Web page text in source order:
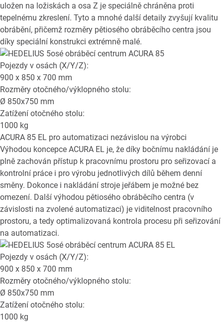
uložen na ložiskách a osa Z je speciálně chráněna proti
tepelnému zkreslení. Tyto a mnohé další detaily zvyšují kvalitu
obrábění, přičemž rozměry pětiosého obráběcího centra jsou
díky speciální konstrukci extrémně malé.
Pojezdy v osách (X/Y/Z):
900 x 850 x 700 mm
Rozměry otočného/výklopného stolu:
Ø 850x750 mm
Zatížení otočného stolu:
1000 kg
ACURA 85 EL pro automatizaci nezávislou na výrobci
Výhodou koncepce ACURA EL je, že díky bočnímu nakládání je
plně zachován přístup k pracovnímu prostoru pro seřizovací a
kontrolní práce i pro výrobu jednotlivých dílů během denní
směny. Dokonce i nakládání stroje jeřábem je možné bez
omezení. Další výhodou pětiosého obráběcího centra (v
závislosti na zvolené automatizaci) je viditelnost pracovního
prostoru, a tedy optimalizovaná kontrola procesu při seřizování
na automatizaci.
Pojezdy v osách (X/Y/Z):
900 x 850 x 700 mm
Rozměry otočného/výklopného stolu:
Ø 850x750 mm
Zatížení otočného stolu:
1000 kg